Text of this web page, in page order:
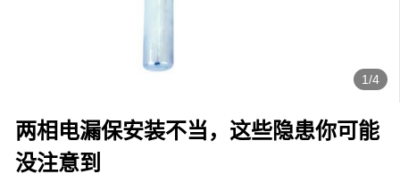
1/4
两相电漏保安装不当，这些隐患你可能
没注意到